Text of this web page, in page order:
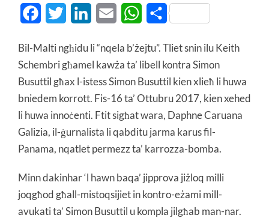
FacebookTwitter LinkedInEmail WhatsApp
Share
Bil-Malti ngħidu li “nqela b’żejtu”. Tliet snin ilu Keith
Schembri għamel kawża ta’ libell kontra Simon
Busuttil għax l-istess Simon Busuttil kien xlieħ li huwa
bniedem korrott. Fis-16 ta’ Ottubru 2017, kien xehed
li huwa innoċenti. Ftit sigħat wara, Daphne Caruana
Galizia, il-ġurnalista li qabditu jarma karus fil-
Panama, nqatlet permezz ta’ karrozza-bomba.
Minn dakinhar ‘l hawn baqa’ jipprova jiżloq milli
joqgħod għall-mistoqsijiet in kontro-eżami mill-
avukati ta’ Simon Busuttil u kompla jilgħab man-nar.